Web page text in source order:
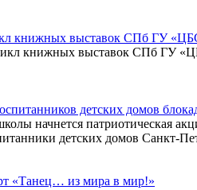
книжных выставок СПб ГУ
книжных выставок СПб ГУ
детских домов
начнется патриотическая
детских домов Санкт-
«Танец… из мира в мир!»